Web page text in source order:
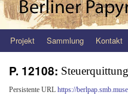
Zum
springen
Projekt Sammlung Kontakt
P. 12108: Steuerquittung
Persistente URL https://